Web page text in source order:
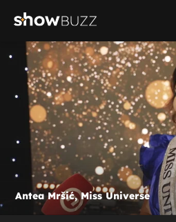
Antea Mršić, Miss Universe